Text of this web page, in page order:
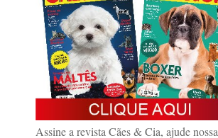
Assine a revista Cães & Cia, ajude nossa